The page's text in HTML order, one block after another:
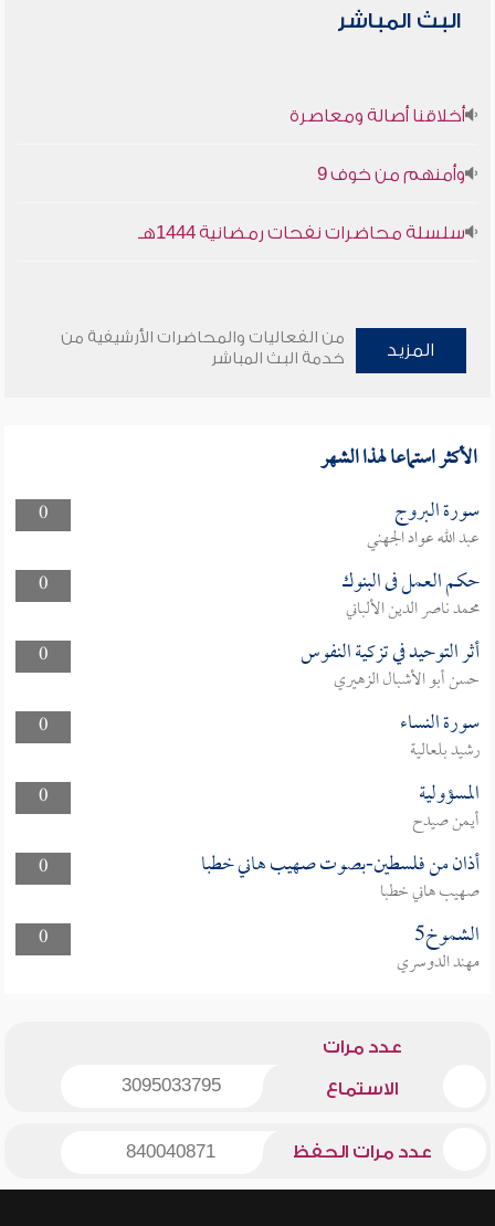
البث المباشر
أخلاقنا أصالة ومعاصرة
وأمنهم من خوف 9
سلسلة محاضرات نفحات رمضانية 1444هـ
المزيد
من الفعاليات والمحاضرات الأرشيفية من
خدمة البث المباشر
الأكثر استماعا لهذا الشهر
0 سورة البروج
عبد الله عواد الجهني
0
حكم العمل فى البنوك
محمد ناصر الدين الألباني
0
أثر التوحيد في تزكية النفوس
حسن أبو الأشبال الزهيري
0
سورة النساء
رشيد بلعالية
0
المسؤولية
أيمن صيدح
0
أذان من فلسطين-بصوت صهيب هاني خطبا
صهيب هاني خطبا
0
الشموخ5
مهند الدوسري
عدد مرات
الاستماع 3095033795
عدد مرات الحفظ 840040871